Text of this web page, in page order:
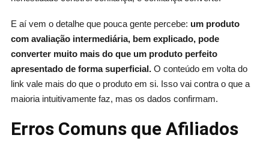
E aí vem o detalhe que pouca gente percebe: um produto
com avaliação intermediária, bem explicado, pode
converter muito mais do que um produto perfeito
apresentado de forma superficial.O conteúdo em volta do
link vale mais do que o produto em si. Isso vai contra o que a
maioria intuitivamente faz, mas os dados confirmam.
Erros Comuns que Afiliados